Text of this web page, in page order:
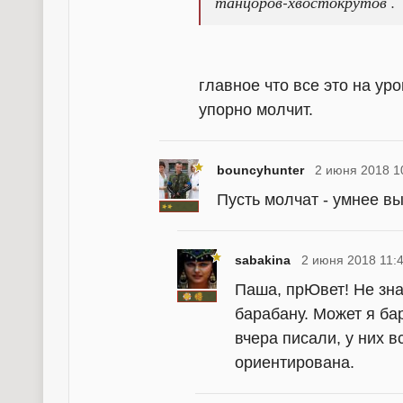
главное что все это на
упорно молчит.
bouncyhunter 2 июня 2018
Пусть молчат - умнее
sabakina 2 июня 2018
Паша, прЮвет! Не
барабану. Может я
вчера писали, у них
ориентирована.